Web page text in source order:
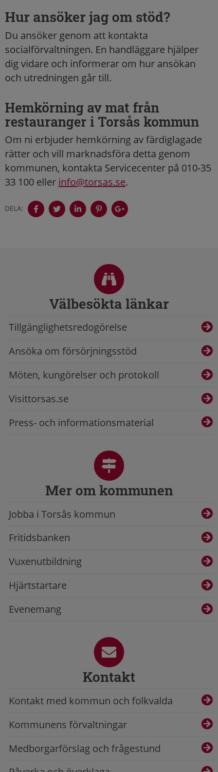
Hur ansöker jag om stöd?
Du ansöker genom att kontakta
socialförvaltningen. En handläggare hjälper
dig vidare och informerar om hur ansökan
och utredningen går till.
Hemkörning av mat från
restauranger i Torsås kommun
Om ni erbjuder hemkörning av färdiglagade
rätter och vill marknadsföra detta genom
kommunen, kontakta Servicecenter på 010-35
33 100 eller info@torsas.se.
DELA:
Välbesökta länkar
Tillgänglighetsredogörelse
Ansöka om försörjningsstöd
Möten, kungörelser och protokoll
Visittorsas.se
Press- och informationsmaterial
Mer om kommunen
Jobba i Torsås kommun
Fritidsbanken
Vuxenutbildning
Hjärtstartare
Evenemang
Kontakt
Kontakt med kommun och folkvalda
Kommunens förvaltningar
Medborgarförslag och frågestund